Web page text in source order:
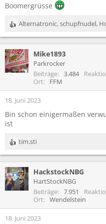
Boomergrüsse
R
e
k
t
i
n
e
:
Alternatronic,schupfnudel,
Mike1893
Parkrocker
Beiträge
3.484
Ort
FFM
18. Juni 2023
Bin schon einigermaßen
ist
R
e
k
t
i
n
e
tim.sti
HackstockNBG
HartStockNBG
Beiträge
7.951
Ort
Wendelstein
18. Juni 2023